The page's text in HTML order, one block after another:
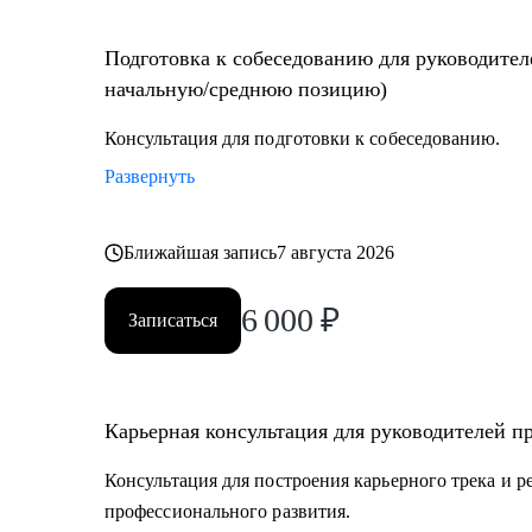
Подготовка к собеседованию для
начальную/среднюю позицию)
Консультация для подготовки к собеседованию.
Развернуть
Ближайшая запись7 августа 2026
Записаться 6 000 ₽
Карьерная консультация для руководителей
Консультация для построения карьерного трека и
профессионального развития.